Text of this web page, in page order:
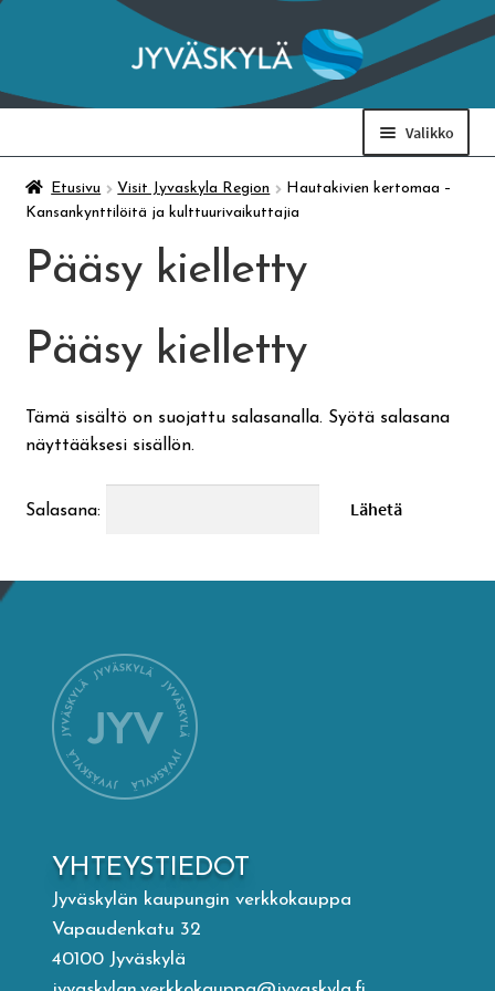
Siirry
navigointiin
Siirry
sisältöön
Valikko
Taidemuseo & Ratamo
Suomen käsityön museo
Ateria- ja välipalamaksut
Kirjasto
Visit Jyvaskyla Region
Valon Kaupunki
Lasten Lysti & LystiKylä-festivaali
Ohje
Etusivu Visit Jyvaskyla Region
Hautakivien kertomaa –
Kansankynttilöitä ja kulttuurivaikuttajia
Pääsy kielletty
Pääsy kielletty
Tämä sisältö on suojattu salasanalla. Syötä salasana
näyttääksesi sisällön.
Salasana:
YHTEYSTIEDOT
Jyväskylän kaupungin verkkokauppa
Vapaudenkatu 32
40100 Jyväskylä